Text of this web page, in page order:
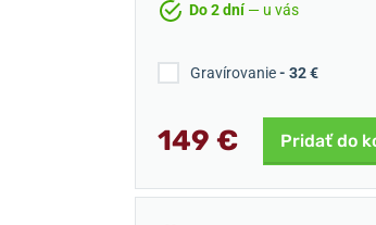
Do 2 dní— u vás
Gravírovanie- 32 €
149 € Pridať do